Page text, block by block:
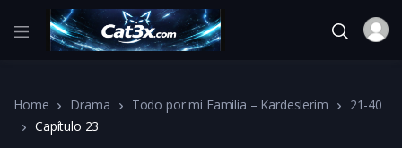
Home Drama Todo por mi Familia – Kardeslerim
21-40
Capítulo 23